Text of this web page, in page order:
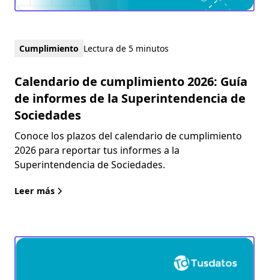
Cumplimiento Lectura de 5 minutos
Calendario de cumplimiento 2026: Guía
de informes de la Superintendencia de
Sociedades
Conoce los plazos del calendario de cumplimiento
2026 para reportar tus informes a la
Superintendencia de Sociedades.
Leer más